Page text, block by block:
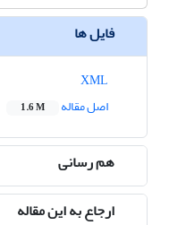
فایل ها
اصل مقاله
1.6 M
هم رسانی
ارجاع به این مقاله